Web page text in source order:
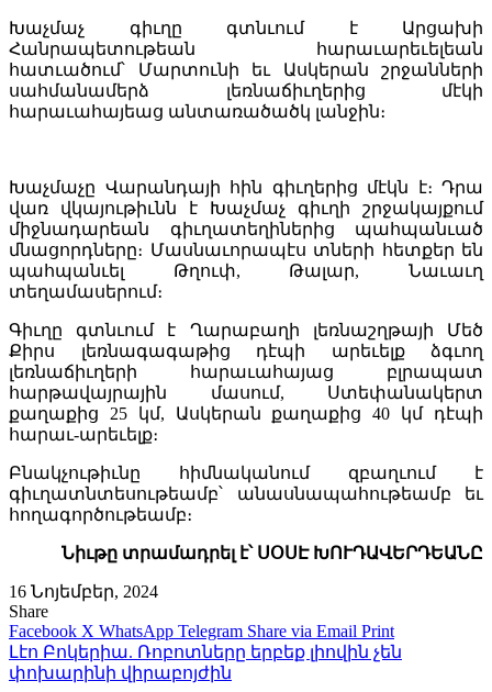
Խաչմաչ գիւղը գտնւում է Արցախի
Հանրապետութեան հարաւարեւելեան
հատւածում՝ Մարտունի եւ Ասկերան շրջանների
սահմանամերձ լեռնաճիւղերից մէկի
հարաւահայեաց անտառածածկ լանջին։
Խաչմաչը Վարանդայի հին գիւղերից մէկն է։ Դրա
վառ վկայութիւնն է Խաչմաչ գիւղի շրջակայքում
միջնադարեան գիւղատեղիներից պահպանւած
մնացորդները։ Մասնաւորապէս տների հետքեր են
պահպանւել Թղուփ, Թալար, Նաւաւղ
տեղամասերում։
Գիւղը գտնւում է Ղարաբաղի լեռնաշղթայի Մեծ
Քիրս լեռնագագաթից դէպի արեւելք ձգւող
լեռնաճիւղերի հարաւահայաց բլրապատ
հարթավայրային մասում, Ստեփանակերտ
քաղաքից 25 կմ, Ասկերան քաղաքից 40 կմ դէպի
հարաւ-արեւելք։
Բնակչութիւնը հիմնականում զբաղւում է
գիւղատնտեսութեամբ՝ անասնապահութեամբ եւ
հողագործութեամբ։
Նիւթը տրամադրել է՝ ՍՕՍԷ ԽՈՒԴԱՎԵՐԴԵԱՆԸ
16 Նոյեմբեր, 2024
Share
Facebook X WhatsApp Telegram Share via Email Print
Լէո Բոկերիա. Ռոբոտները երբեք լիովին չեն
փոխարինի վիրաբոյժին